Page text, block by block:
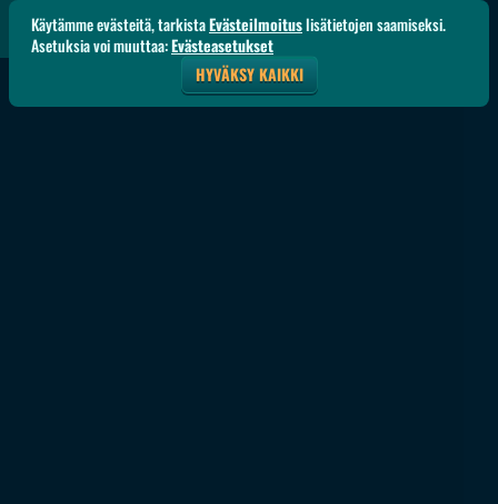
Käytämme evästeitä, tarkistaEvästeilmoituslisätietojen saamiseksi.
Asetuksia voi muuttaa:Evästeasetukset
HYVÄKSY KAIKKI